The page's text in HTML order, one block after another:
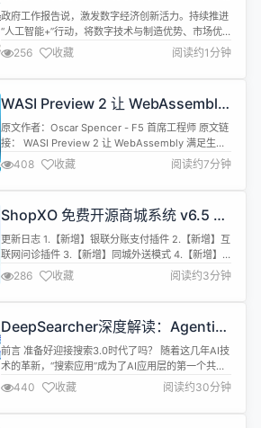
政府工作报告说，激发数字经济创新活力。持续推进
“人工智能+”行动，将数字技术与制造优势、市场优
势更好结合起来，支持大模型广泛应用，大力发展智
能网联新能源汽车、人工智能手机和电脑、智能机器
人等新一代智能终端以及智能制造装备。
256 收藏 阅读约1分钟
WASI Preview 2 让 WebAssembly
满足生产就绪要求
原文作者：Oscar Spencer - F5 首席工程师 原文链
接： WASI Preview 2 让 WebAssembly 满足生产
就绪要求 转载来源： NGINX 中文官网 NGINX 唯一
中文官方社区 ，尽在nginx.org.cn 本文转载自 The
New Stack 。 WebAssembly（简称 Wasm）长期
408 收藏 阅读约7分钟
ShopXO 免费开源商城系统 v6.5 版
本已发布、循序渐进
更新日志 1.【新增】银联分账支付插件 2.【新增】互
联网问诊插件 3.【新增】同城外送模式 4.【新增】
订单管理服务模式处理 5.【新增】订单提交限制插件
支持有效日期和时段限制 6.【新增】优惠券新增详情
页面和接口、并支持DIY自定义 7.【新增】程序分身
持DIY商品列表 9.【新增】商品、文章支持单独的...
286 收藏 阅读约3分钟
DeepSearcher深度解读：Agentic
RAG的出现，传统RAG的黄昏
前言 准备好迎接搜索3.0时代了吗？ 随着这几年AI技
术的革新，“搜索应用”成为了AI应用层的第一个共
识。 从海外的OpenAI、微软Bing Copilot、
Perplexity AI，再到国内的豆包、Kimi，都是这一共
识下的代表产品。 技术上，从传统的关键词检索，到
440 收藏 阅读约30分钟